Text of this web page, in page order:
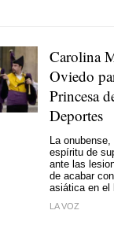
Carolina
Oviedo
Princesa
Deportes
La
espíritu de
ante las
de acabar
asiática en el
LA VOZ